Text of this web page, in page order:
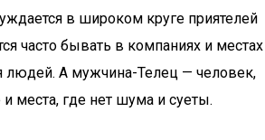
в широком круге приятелей
часто бывать в компаниях и местах
людей. А мужчина-Телец — человек,
места, где нет шума и суеты.